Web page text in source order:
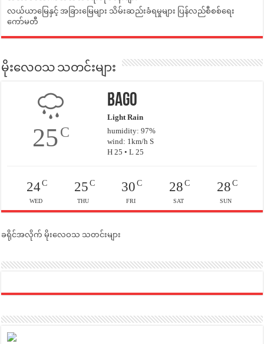
လယ်ယာမြေနှင့် အခြားမြေများ သိမ်းဆည်းခံရမှုများ ပြန်လည်စီစစ်ရေး
ကော်မတီ
မိုးလေဝသ သတင်းများ
25C
Bago
Light Rain
humidity: 97%
wind: 1km/h S
H 25 • L 25
24C
WED
25C
THU
30 C
FRI
28C
SAT
28C
SUN
ခရိုင်အလိုက် မိုးလေဝသ သတင်းများ